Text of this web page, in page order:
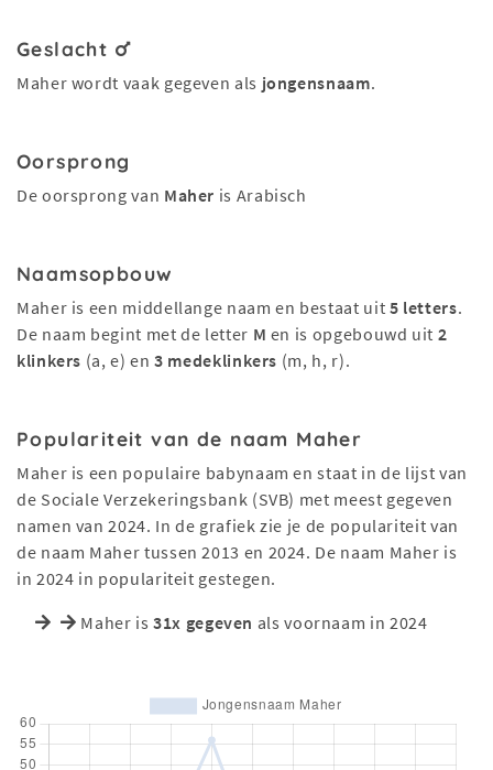
Geslacht
Maher wordt vaak gegeven als jongensnaam.
Oorsprong
De oorsprong van Maher is Arabisch
Naamsopbouw
Maher is een middellange naam en bestaat uit 5 letters.
De naam begint met de letter M en is opgebouwd uit 2
klinkers (a, e) en3 medeklinkers (m, h, r).
Populariteit van de naam Maher
Maher is een populaire babynaam en staat in de lijst van
de Sociale Verzekeringsbank (SVB) met meest gegeven
namen van 2024. In de grafiek zie je de populariteit van
de naam Maher tussen 2013 en 2024. De naam Maher is
in 2024 in populariteit gestegen.
Maher is31x gegeven als voornaam in 2024